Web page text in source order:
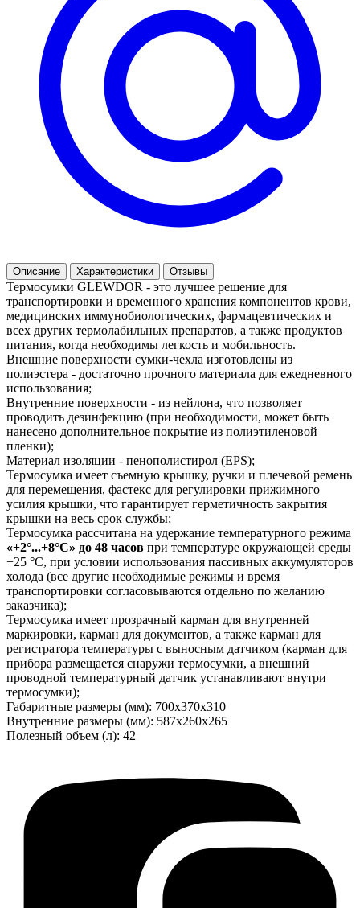
Описание Характеристики Отзывы
Термосумки GLEWDOR - это лучшее решение для
транспортировки и временного хранения компонентов крови,
медицинских иммунобиологических, фармацевтических и
всех других термолабильных препаратов, а также продуктов
питания, когда необходимы легкость и мобильность.
Внешние поверхности сумки-чехла изготовлены из
полиэстера - достаточно прочного материала для ежедневного
использования;
Внутренние поверхности - из нейлона, что позволяет
проводить дезинфекцию (при необходимости, может быть
нанесено дополнительное покрытие из полиэтиленовой
пленки);
Материал изоляции - пенополистирол (EPS);
Термосумка имеет съемную крышку, ручки и плечевой ремень
для перемещения, фастекс для регулировки прижимного
усилия крышки, что гарантирует герметичность закрытия
крышки на весь срок службы;
Термосумка рассчитана на удержание температурного режима
«+2°...+8°С» до 48 часов при температуре окружающей среды
+25 °С, при условии использования пассивных аккумуляторов
холода (все другие необходимые режимы и время
транспортировки согласовываются отдельно по желанию
заказчика);
Термосумка имеет прозрачный карман для внутренней
маркировки, карман для документов, а также карман для
регистратора температуры с выносным датчиком (карман для
прибора размещается снаружи термосумки, а внешний
проводной температурный датчик устанавливают внутри
термосумки);
Габаритные размеры (мм): 700х370х310
Внутренние размеры (мм): 587х260х265
Полезный объем (л): 42